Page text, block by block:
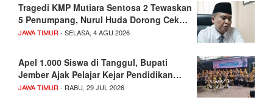
Tragedi KMP Mutiara Sentosa 2 Tewaskan
5 Penumpang, Nurul Huda Dorong Cek…
JAWA TIMUR - SELASA, 4 AGU 2026
Apel 1.000 Siswa di Tanggul, Bupati
Jember Ajak Pelajar Kejar Pendidikan…
JAWA TIMUR - RABU, 29 JUL 2026